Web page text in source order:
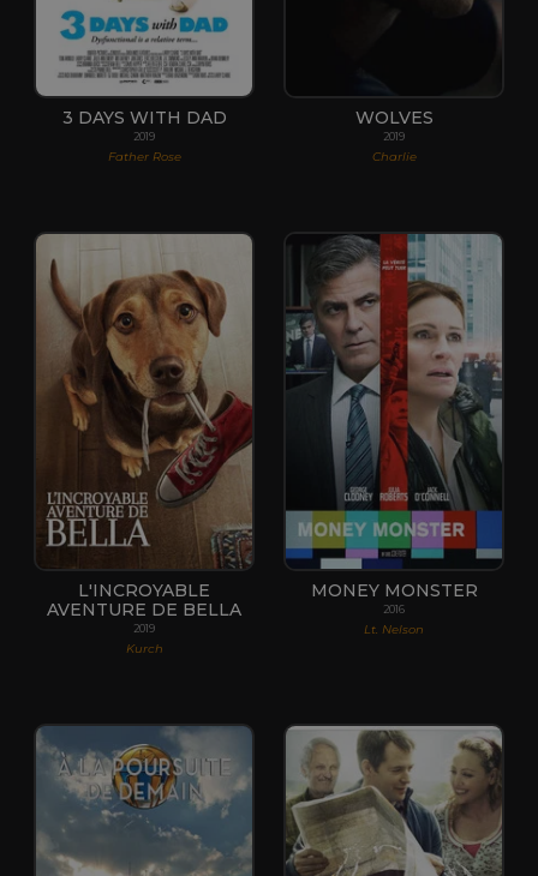
3 DAYS WITH DAD
2019
Father Rose
WOLVES
2019
Charlie
L'INCROYABLE
AVENTURE DE BELLA
2019
Kurch
MONEY MONSTER
2016
Lt. Nelson